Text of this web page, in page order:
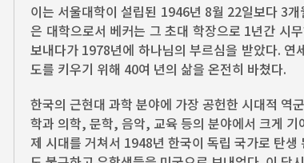
이는 서울대학이 설립된 1946년 8월 22일보다 3
은 대학으로서 베커는 그 초대 학장으로 1년간 시
보내다가 1978년에 하나님의 부르심을 받았다.
도를 키우기 위해 40여 년의 삶을 온전히 바쳤다.
한국의 근현대 과학 분야에 가장 공헌한 시대적 역
학과 의학, 문학, 음악, 교육 등의 분야에서 크게
제 시대를 거쳐서 1948년 한국이 독립 국가로 탄